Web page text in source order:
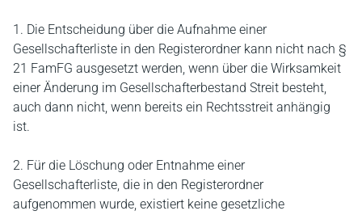
1. Die Entscheidung über die Aufnahme einer
Gesellschafterliste in den Registerordner kann nicht nach §
21 FamFG ausgesetzt werden, wenn über die Wirksamkeit
einer Änderung im Gesellschafterbestand Streit besteht,
auch dann nicht, wenn bereits ein Rechtsstreit anhängig
ist.
2. Für die Löschung oder Entnahme einer
Gesellschafterliste, die in den Registerordner
aufgenommen wurde, existiert keine gesetzliche